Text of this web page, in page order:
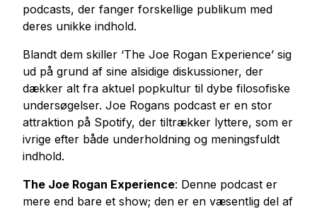
podcasts, der fanger forskellige publikum med
deres unikke indhold.
Blandt dem skiller ‘The Joe Rogan Experience’ sig
ud på grund af sine alsidige diskussioner, der
dækker alt fra aktuel popkultur til dybe filosofiske
undersøgelser. Joe Rogans podcast er en stor
attraktion på Spotify, der tiltrækker lyttere, som er
ivrige efter både underholdning og meningsfuldt
indhold.
The Joe Rogan Experience: Denne podcast er
mere end bare et show; den er en væsentlig del af